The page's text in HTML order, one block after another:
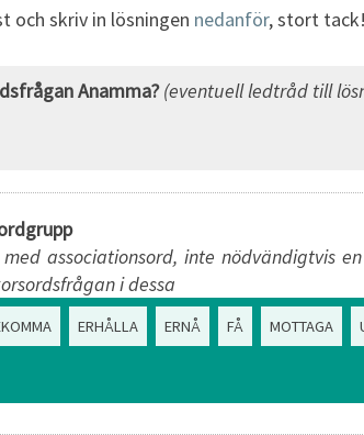
och skriv in lösningen nedanför, stort tack!
Anamma? (eventuell ledtråd till
associationsord, inte nödvändigtvis
i dessa
ERHÅLLA ERNÅ FÅ MOTTAGA